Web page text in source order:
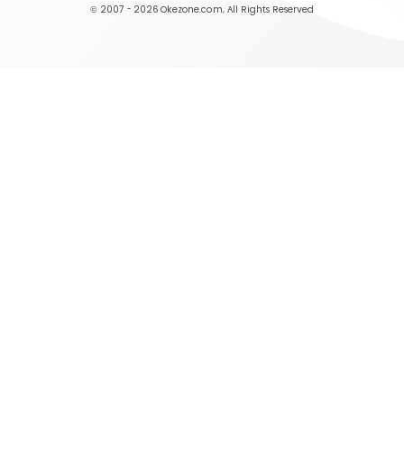
© 2007 - 2026 Okezone.com, All Rights Reserved